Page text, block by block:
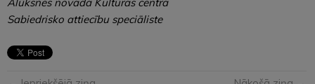
Sabiedrisko attiecību speciāliste